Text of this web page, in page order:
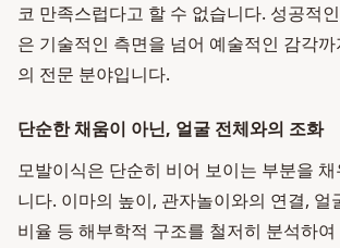
코 만족스럽다고 할 수 없습니다. 성공적인
은 기술적인 측면을 넘어 예술적인 감각
의 전문 분야입니다.
단순한 채움이 아닌, 얼굴 전체와의 조화
모발이식은 단순히 비어 보이는 부분을
니다. 이마의 높이, 관자놀이와의 연결, 얼
비율 등 해부학적 구조를 철저히 분석하